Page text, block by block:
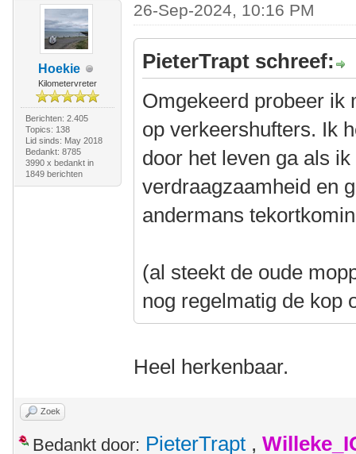
Hoekie
Kilometervreter
Berichten: 2.405
Topics: 138
Lid sinds: May 2018
Bedankt: 8785
3990 x bedankt in
1849 berichten
26-Sep-2024, 10:16 PM
PieterTrapt schreef:
Omgekeerd probeer ik
op verkeershufters. Ik
door het leven ga als
verdraagzaamheid en
andermans
(al steekt de oude
nog regelmatig de kop
Heel herkenbaar.
Zoek
Bedankt door: PieterTrapt ,